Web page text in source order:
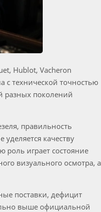
Hublot, Vacheron
с технической точностью
разных поколений
правильность
качеству
роль играет состояние
визуального осмотра, а
поставки, дефицит
выше официальной